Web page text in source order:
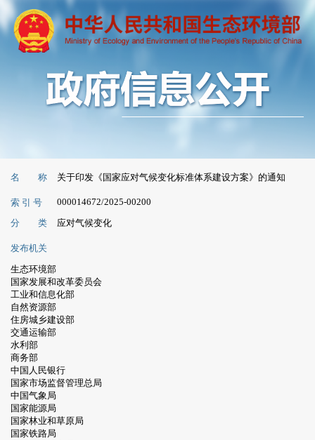
名 称 关于印发《国家应对气候变化标准体系建设方案》的通知
索 引 号 000014672/2025-00200
分 类 应对气候变化
发布机关
生态环境部
国家发展和改革委员会
工业和信息化部
自然资源部
住房城乡建设部
交通运输部
水利部
商务部
中国人民银行
国家市场监督管理总局
中国气象局
国家能源局
国家林业和草原局
国家铁路局